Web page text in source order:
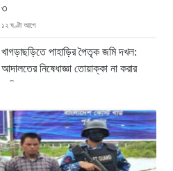
৩
১২ ঘণ্টা আগে
খাগড়াছড়িতে পাহাড়ির পৈতৃক জমি দখল:
আদালতের নিষেধাজ্ঞা তোয়াক্কা না করার
অভিযোগ
‘ফল প্রকাশের আগেই ঝরল এসএসসি
পরীক্ষার্থীর প্রাণ: সড়ক দুর্ঘটনায় মর্মান্তিক
মৃত্যু’